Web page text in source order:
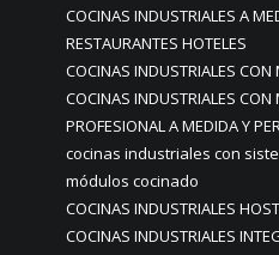
COCINAS INDUSTRIALES A
RESTAURANTES HOTELES
COCINAS INDUSTRIALES
COCINAS INDUSTRIALES
PROFESIONAL A MEDIDA Y
cocinas industriales con
módulos cocinado
COCINAS INDUSTRIALES
COCINAS INDUSTRIALES